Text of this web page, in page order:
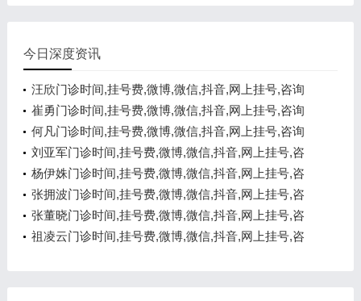
今日深度资讯
汪欣门诊时间,挂号费,微博,微信,抖音,网上挂号,咨询
电话,在线咨询
崔勇门诊时间,挂号费,微博,微信,抖音,网上挂号,咨询
电话,在线咨询
何凡门诊时间,挂号费,微博,微信,抖音,网上挂号,咨询
电话,在线咨询
刘亚军门诊时间,挂号费,微博,微信,抖音,网上挂号,咨
询电话,在线咨询
杨伊姝门诊时间,挂号费,微博,微信,抖音,网上挂号,咨
询电话,在线咨询
张拥波门诊时间,挂号费,微博,微信,抖音,网上挂号,咨
询电话,在线咨询
张董晓门诊时间,挂号费,微博,微信,抖音,网上挂号,咨
询电话,在线咨询
祖凌云门诊时间,挂号费,微博,微信,抖音,网上挂号,咨